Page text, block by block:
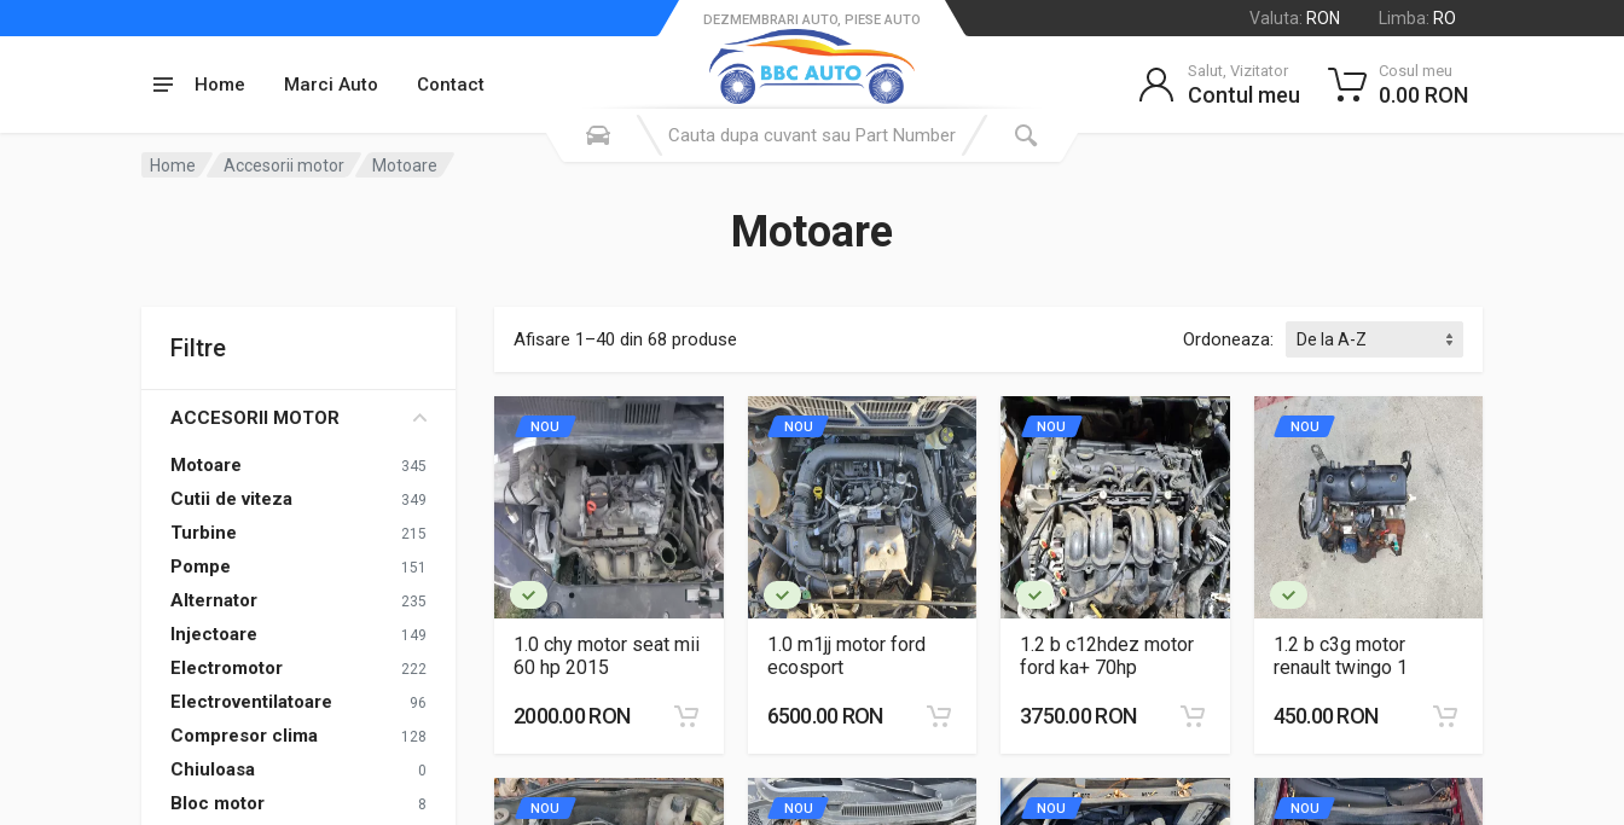
Valuta: RON Limba: RO
Home Marci Auto Contact
DEZMEMBRARI AUTO, PIESE AUTO
Salut, Vizitator
Contul meu
Cosul meu
0.00 RON
Home Accesorii motor Motoare
Motoare
Filtre
ACCESORII MOTOR
Motoare 345
Cutii de viteza 349
Turbine 215
Pompe 151
Alternator 235
Injectoare 149
Electromotor 222
Electroventilatoare 96
Compresor clima 128
Chiuloasa 0
Bloc motor 8
Afisare 1–40 din 68 produse Ordoneaza:
NOU
1.0 chy motor seat mii
60 hp 2015
2000.00 RON
NOU
1.0 m1jj motor ford
ecosport
6500.00 RON
NOU
1.2 b c12hdez motor
ford ka+ 70hp
3750.00 RON
NOU
1.2 b c3g motor
renault twingo 1
450.00 RON
NOU NOU NOU NOU